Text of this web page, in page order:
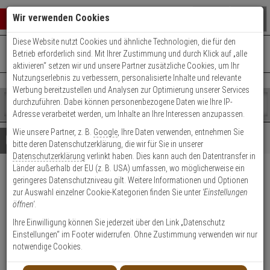
Warenkorb schließen
0 ARTIKEL IM WARENKORB
Ihr Warenkorb ist momentan leer.
Ergebnisse ()
Fertig
Shop
durchsuchen
Bitte
geben
Sie
mindestens
Zeichen
ein,
um
Suche
Es
wurde
noch
Kategorien
Suche
gestartet
+49 (0)821 899 493-0Mo. - Do.: 8:00 - 16:30 | Fr.: 8:00 - 14:00 Uhr
Kontaktservice nutzen
Details Beratung
AXIS Q1785-LE IP-Kamera
1080p T/N IR PoE IP67 IK10
Produktmerkmale
Wir verwenden Cookies
Diese Website nutzt Cookies und ähnliche Technologien, die für den
Betrieb erforderlich sind. Mit Ihrer Zustimmung und durch Klick auf „alle
aktivieren“ setzen wir und unsere Partner zusätzliche Cookies, um Ihr
Nutzungserlebnis zu verbessern, personalisierte Inhalte und relevante
Werbung bereitzustellen und Analysen zur Optimierung unserer Services
durchzuführen. Dabei können personenbezogene Daten wie Ihre IP-
Adresse verarbeitet werden, um Inhalte an Ihre Interessen anzupassen.
Wie unsere Partner, z. B. Google , Ihre Daten verwenden, entnehmen Sie
bitte deren Datenschutzerklärung, die wir für Sie in unserer
Datenschutzerklärung verlinkt haben. Dies kann auch den Datentransfer in
Länder außerhalb der EU (z. B. USA) umfassen, wo möglicherweise ein
geringeres Datenschutzniveau gilt. Weitere Informationen und Optionen
zur Auswahl einzelner Cookie-Kategorien finden Sie unter 'Einstellungen
öffnen'.
Ihre Einwilligung können Sie jederzeit über den Link „Datenschutz
Einstellungen“ im Footer widerrufen. Ohne Zustimmung verwenden wir nur
notwendige Cookies.